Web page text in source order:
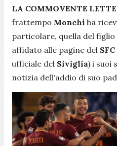
LA COMMOVENTE
frattempo Monchi ha
particolare, quella del figlio
affidato alle pagine del
ufficiale del Siviglia) i suoi
notizia dell'addio di suo